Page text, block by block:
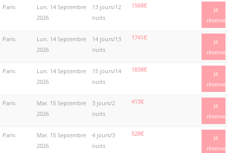
Paris
Lun. 14 Septembre
2026
13 jours/12
nuits
1568€
Je
réserve
Paris
Lun. 14 Septembre
2026
14 jours/13
nuits
1741€
Je
réserve
Paris
Lun. 14 Septembre
2026
15 jours/14
nuits
1838€
Je
réserve
Paris
Mar. 15 Septembre
2026
3 jours/2
nuits
413€
Je
réserve
Paris
Mar. 15 Septembre
2026
4 jours/3
nuits
528€
Je
réserve